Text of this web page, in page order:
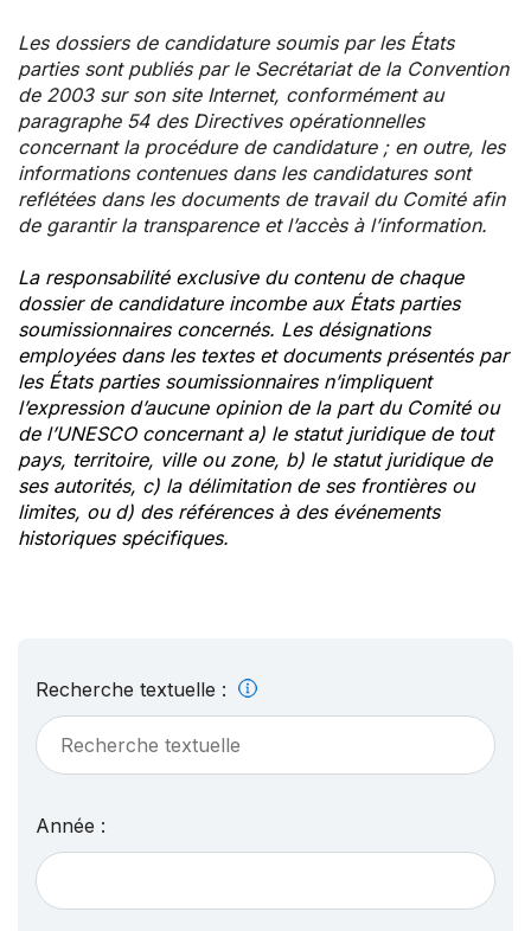
Les dossiers de candidature soumis par les États
parties sont publiés par le Secrétariat de la Convention
de 2003 sur son site Internet, conformément au
paragraphe 54 des Directives opérationnelles
concernant la procédure de candidature ; en outre, les
informations contenues dans les candidatures sont
reflétées dans les documents de travail du Comité afin
de garantir la transparence et l’accès à l’information.
La responsabilité exclusive du contenu de chaque
dossier de candidature incombe aux États parties
soumissionnaires concernés. Les désignations
employées dans les textes et documents présentés par
les États parties soumissionnaires n’impliquent
l’expression d’aucune opinion de la part du Comité ou
de l’UNESCO concernant a) le statut juridique de tout
pays, territoire, ville ou zone, b) le statut juridique de
ses autorités, c) la délimitation de ses frontières ou
limites, ou d) des références à des événements
historiques spécifiques.
Recherche textuelle :
Année :